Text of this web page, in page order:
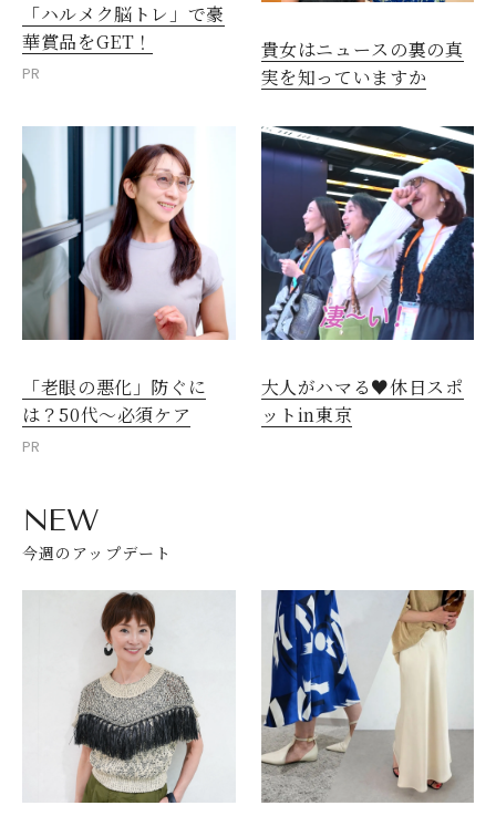
「ハルメク脳トレ」で豪
華賞品をGET！
PR
貴女はニュースの裏の真
実を知っていますか
「老眼の悪化」防ぐに
は？50代～必須ケア
PR
大人がハマる♥休日スポ
ットin東京
NEW
今週のアップデート